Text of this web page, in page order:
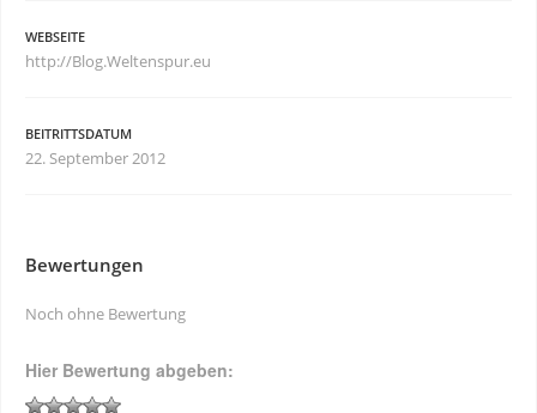
WEBSEITE
http://Blog.Weltenspur.eu
BEITRITTSDATUM
22. September 2012
Bewertungen
Noch ohne Bewertung
Hier Bewertung abgeben: